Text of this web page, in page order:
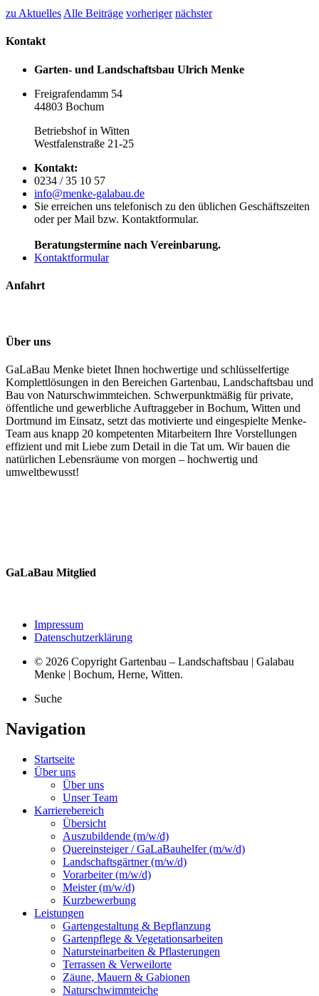
zu Aktuelles Alle Beiträge vorheriger nächster
Kontakt
Garten- und Landschaftsbau Ulrich Menke
Freigrafendamm 54
44803 Bochum
Betriebshof in Witten
Westfalenstraße 21-25
Kontakt:
0234 / 35 10 57
info@menke-galabau.de
Sie erreichen uns telefonisch zu den üblichen Geschäftszeiten
oder per Mail bzw. Kontaktformular.
Beratungstermine nach Vereinbarung.
Kontaktformular
Anfahrt
Über uns
GaLaBau Menke bietet Ihnen hochwertige und schlüsselfertige
Komplettlösungen in den Bereichen Gartenbau, Landschaftsbau und
Bau von Naturschwimmteichen. Schwerpunktmäßig für private,
öffentliche und gewerbliche Auftraggeber in Bochum, Witten und
Dortmund im Einsatz, setzt das motivierte und eingespielte Menke-
Team aus knapp 20 kompetenten Mitarbeitern Ihre Vorstellungen
effizient und mit Liebe zum Detail in die Tat um. Wir bauen die
natürlichen Lebensräume von morgen – hochwertig und
umweltbewusst!
GaLaBau Mitglied
Impressum
Datenschutzerklärung
© 2026 Copyright Gartenbau – Landschaftsbau | Galabau
Menke | Bochum, Herne, Witten.
Suche
Navigation
Startseite
Über uns
Über uns
Unser Team
Karrierebereich
Übersicht
Auszubildende (m/w/d)
Quereinsteiger / GaLaBauhelfer (m/w/d)
Landschaftsgärtner (m/w/d)
Vorarbeiter (m/w/d)
Meister (m/w/d)
Kurzbewerbung
Leistungen
Gartengestaltung & Bepflanzung
Gartenpflege & Vegetationsarbeiten
Natursteinarbeiten & Pflasterungen
Terrassen & Verweilorte
Zäune, Mauern & Gabionen
Naturschwimmteiche